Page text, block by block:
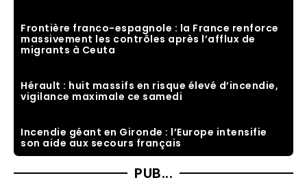
Frontière franco-espagnole : la France renforce
massivement les contrôles après l’afflux de
migrants à Ceuta
Hérault : huit massifs en risque élevé d’incendie,
vigilance maximale ce samedi
Incendie géant en Gironde : l’Europe intensifie
son aide aux secours français
PUB...